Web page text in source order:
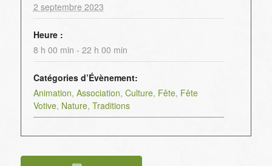
2 septembre 2023
Heure :
8 h 00 min - 22 h 00 min
Catégories d’Évènement:
Animation, Association, Culture, Fête, Fête
Votive, Nature, Traditions